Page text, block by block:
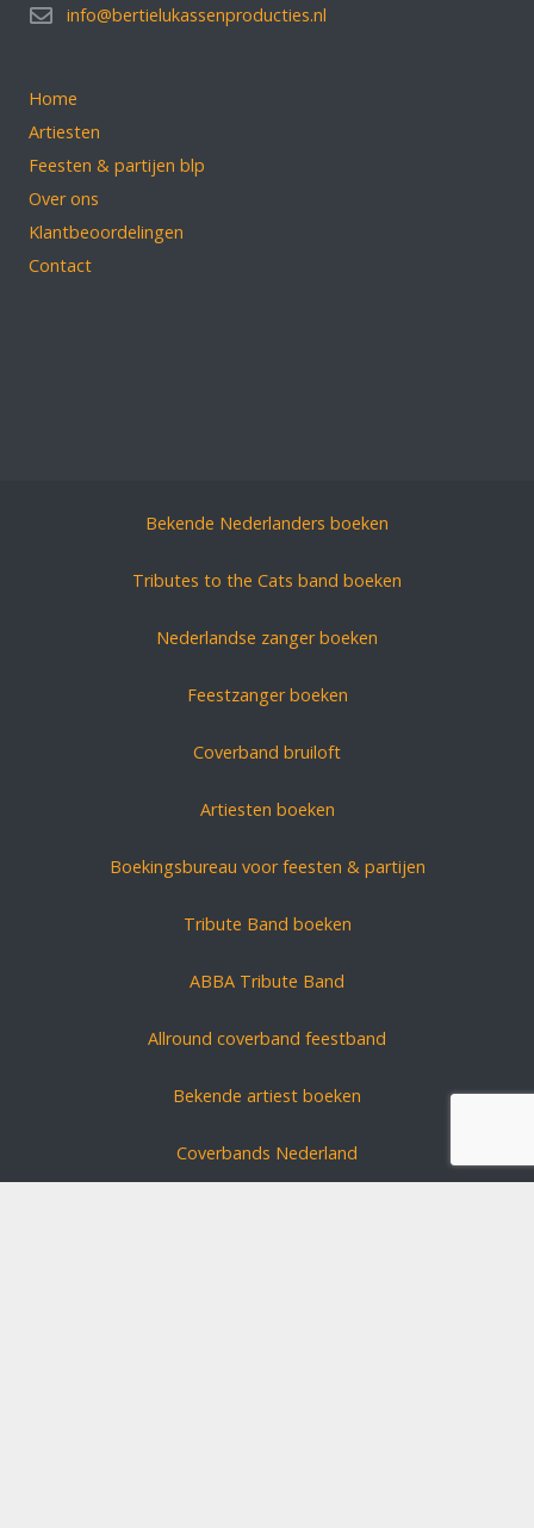
info@bertielukassenproducties.nl
Home
Artiesten
Feesten & partijen blp
Over ons
Klantbeoordelingen
Contact
Bekende Nederlanders boeken
Tributes to the Cats band boeken
Nederlandse zanger boeken
Feestzanger boeken
Coverband bruiloft
Artiesten boeken
Boekingsbureau voor feesten & partijen
Tribute Band boeken
ABBA Tribute Band
Allround coverband feestband
Bekende artiest boeken
Coverbands Nederland